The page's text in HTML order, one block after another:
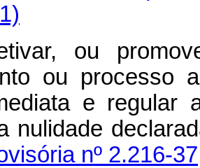
ou
ou processo
e regular
na
nº 2.216-